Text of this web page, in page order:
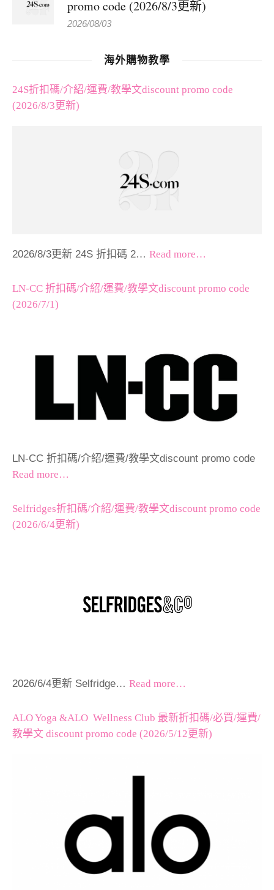
promo code (2026/8/3更新)
2026/08/03
海外購物教學
24S折扣碼/介紹/運費/教學文discount promo code
(2026/8/3更新)
2026/8/3更新 24S 折扣碼 2… Read more…
LN-CC 折扣碼/介紹/運費/教學文discount promo code
(2026/7/1)
LN-CC 折扣碼/介紹/運費/教學文discount promo code
Read more…
Selfridges折扣碼/介紹/運費/教學文discount promo code
(2026/6/4更新)
2026/6/4更新 Selfridge… Read more…
ALO Yoga &ALO Wellness Club 最新折扣碼/必買/運費/
教學文 discount promo code (2026/5/12更新)